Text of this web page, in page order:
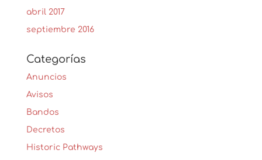
abril 2017
septiembre 2016
Categorías
Anuncios
Avisos
Bandos
Decretos
Historic Pathways